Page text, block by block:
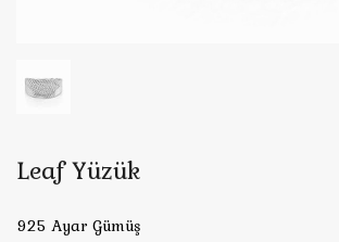
Leaf Yüzük
925 Ayar Gümüş